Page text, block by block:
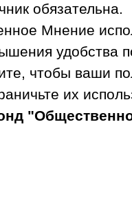
обязательна.
Мнение
удобства
чтобы ваши
их